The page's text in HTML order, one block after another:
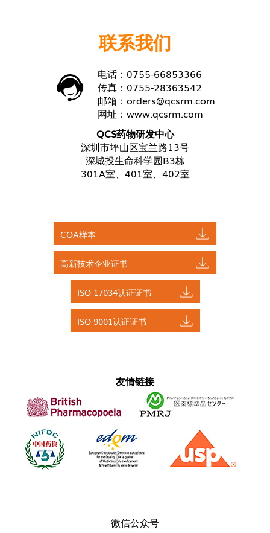
联系我们
电话：0755-66853366
传真：0755-28363542
邮箱： orders@qcsrm.com
网址： www.qcsrm.com
QCS药物研发中心
深圳市坪山区宝兰路13号
深城投生命科学园B3栋
301A室、401室、402室
COA样本
高新技术企业证书
ISO 17034认证证书
ISO 9001认证证书
友情链接
微信公众号